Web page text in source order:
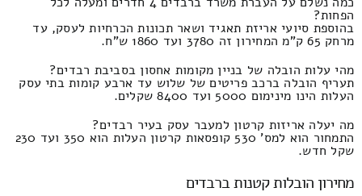
הפחות?
בהוספת סיועי אריזת תאגיד ושאר תכונות הכרחיות לעסק, עד
מרחק 65 ק"מ המחירון זה 3780 ועד 1860 ש"ח.
מהי עלות הובלה של בניין מקומות אחסון בסביבת רבדים?
תעריף הובלה ברכב פריטים של שלוש עד ארבע קומות בתי עסק
העלות הינו מינימום 5000 ועד 8400 שקלים.
מה יעלה אריזות קרטון למעבר עסק בעיר רבדים?
התמחור הוא למס' 530 קופסאות קרטון העלות הוא 350 ועד 230
שקל חדש.
מחירון הובלות קטנות ברבדים